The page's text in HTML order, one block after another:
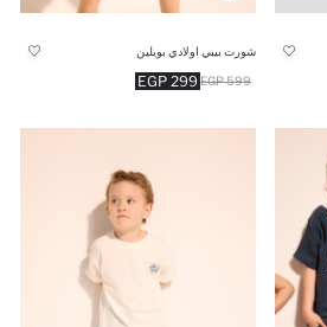
شورت بيبي اولادي بويلين
299 EGP 599 EGP